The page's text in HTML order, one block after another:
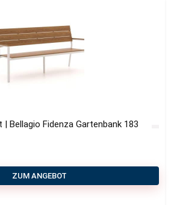
Bellagio Fidenza Gartenbank 183
ZUM ANGEBOT